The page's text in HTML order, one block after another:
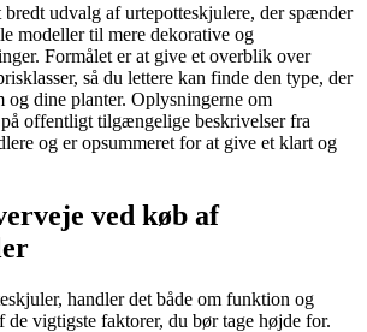
udvalg af urtepotteskjulere, der spænder
modeller til mere dekorative og
Formålet er at give et overblik over
så du lettere kan finde den type, der
og dine planter. Oplysningerne om
offentligt tilgængelige beskrivelser fra
og er opsummeret for at give et klart og
ved køb af
handler det både om funktion og
vigtigste faktorer, du bør tage højde for.